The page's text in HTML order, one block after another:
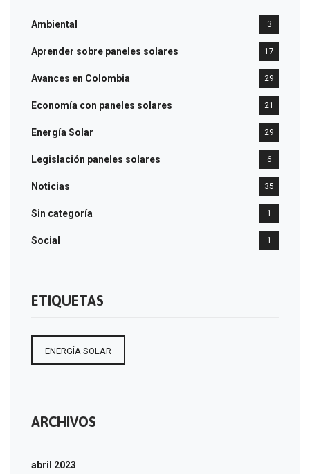
Ambiental 3
Aprender sobre paneles solares 17
Avances en Colombia 29
Economía con paneles solares 21
Energía Solar 29
Legislación paneles solares 6
Noticias 35
Sin categoría 1
Social 1
ETIQUETAS
ENERGÍA SOLAR
ARCHIVOS
abril 2023